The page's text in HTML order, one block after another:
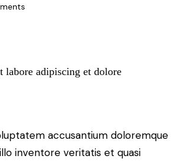
adipiscing et dolore
accusantium doloremque
inventore veritatis et quasi